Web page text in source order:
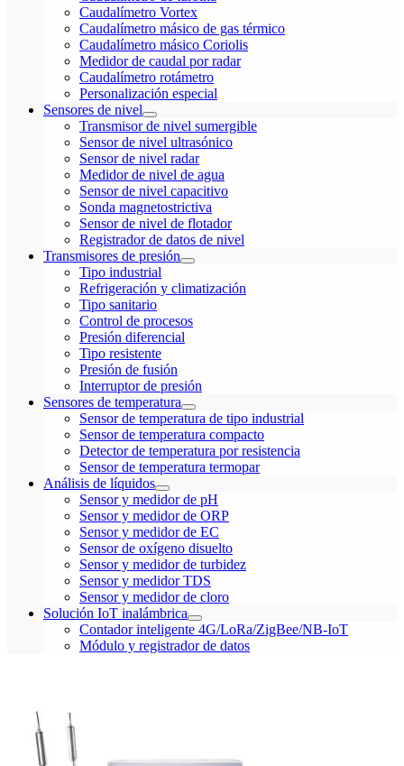
Caudalímetro Vortex
Caudalímetro másico de gas térmico
Caudalímetro másico Coriolis
Medidor de caudal por radar
Caudalímetro rotámetro
Personalización especial
Sensores de nivel
Transmisor de nivel sumergible
Sensor de nivel ultrasónico
Sensor de nivel radar
Medidor de nivel de agua
Sensor de nivel capacitivo
Sonda magnetostrictiva
Sensor de nivel de flotador
Registrador de datos de nivel
Transmisores de presión
Tipo industrial
Refrigeración y climatización
Tipo sanitario
Control de procesos
Presión diferencial
Tipo resistente
Presión de fusión
Interruptor de presión
Sensores de temperatura
Sensor de temperatura de tipo industrial
Sensor de temperatura compacto
Detector de temperatura por resistencia
Sensor de temperatura termopar
Análisis de líquidos
Sensor y medidor de pH
Sensor y medidor de ORP
Sensor y medidor de EC
Sensor de oxígeno disuelto
Sensor y medidor de turbidez
Sensor y medidor TDS
Sensor y medidor de cloro
Solución IoT inalámbrica
Contador inteligente 4G/LoRa/ZigBee/NB-IoT
Módulo y registrador de datos